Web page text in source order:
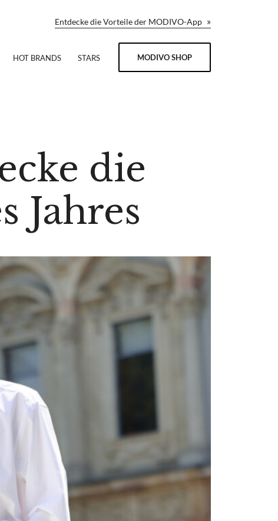
Entdecke die Vorteile der MODIVO-App »
HOT BRANDS STARS MODIVO SHOP
die
Jahres